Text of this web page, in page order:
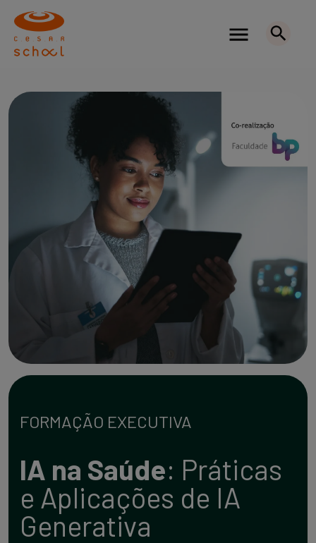
FORMAÇÃO EXECUTIVA
IA na Saúde: Práticas
e Aplicações de IA
Generativa